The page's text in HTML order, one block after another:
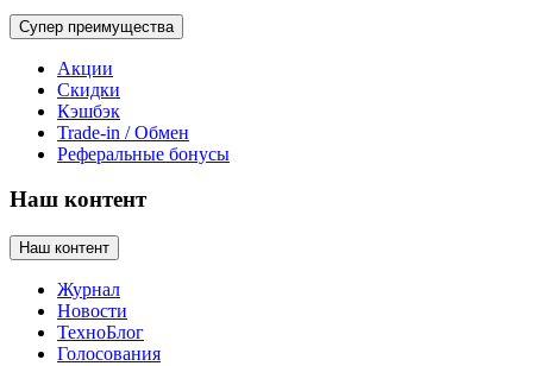
Супер преимущества
Акции
Скидки
Кэшбэк
Trade-in / Обмен
Реферальные бонусы
Наш контент
Наш контент
Журнал
Новости
ТехноБлог
Голосования